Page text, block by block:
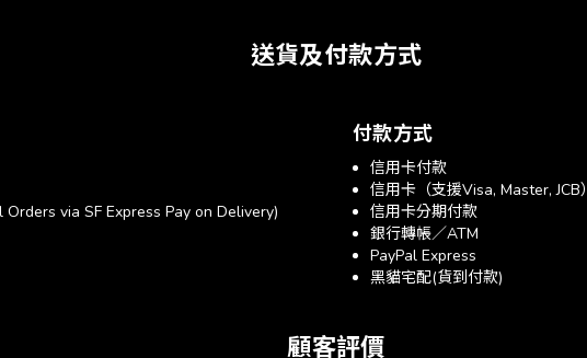
送貨及付款方式
via SF Express Pay on Delivery)
付款方式
信用卡付款
信用卡（支援Visa, Master, JCB）
信用卡分期付款
銀行轉帳／ATM
PayPal Express
黑貓宅配(貨到付款)
顧客評價